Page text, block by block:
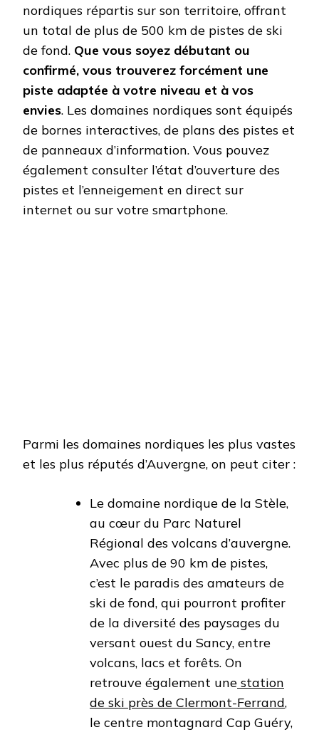
nordiques répartis sur son territoire, offrant
un total de plus de 500 km de pistes de ski
de fond. Que vous soyez débutant ou
confirmé, vous trouverez forcément une
piste adaptée à votre niveau et à vos
envies. Les domaines nordiques sont équipés
de bornes interactives, de plans des pistes et
de panneaux d’information. Vous pouvez
également consulter l’état d’ouverture des
pistes et l’enneigement en direct sur
internet ou sur votre smartphone.
Parmi les domaines nordiques les plus vastes
et les plus réputés d’Auvergne, on peut citer :
Le domaine nordique de la Stèle,
au cœur du Parc Naturel
Régional des volcans d’auvergne.
Avec plus de 90 km de pistes,
c’est le paradis des amateurs de
ski de fond, qui pourront profiter
de la diversité des paysages du
versant ouest du Sancy, entre
volcans, lacs et forêts. On
retrouve également une station
de ski près de Clermont-Ferrand,
le centre montagnard Cap Guéry,